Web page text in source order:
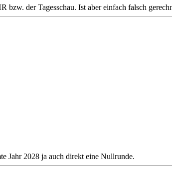
der Tagesschau. Ist aber einfach falsch
Jahr 2028 ja auch direkt eine Nullrunde.